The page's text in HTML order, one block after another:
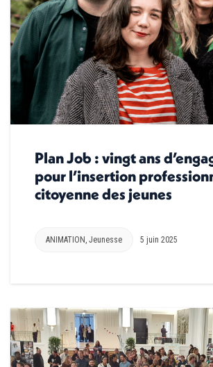
Plan Job : vingt ans
pour l’insertion
citoyenne des jeunes
ANIMATION , Jeunesse 5 juin 2025